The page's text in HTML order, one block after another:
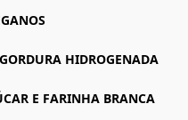
HIDROGENADA
E FARINHA BRANCA